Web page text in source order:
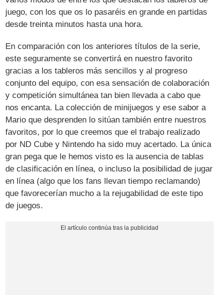
juego, con los que os lo pasaréis en grande en partidas
desde treinta minutos hasta una hora.
En comparación con los anteriores títulos de la serie,
este seguramente se convertirá en nuestro favorito
gracias a los tableros más sencillos y al progreso
conjunto del equipo, con esa sensación de colaboración
y competición simultánea tan bien llevada a cabo que
nos encanta. La colección de minijuegos y ese sabor a
Mario que desprenden lo sitúan también entre nuestros
favoritos, por lo que creemos que el trabajo realizado
por ND Cube y Nintendo ha sido muy acertado. La única
gran pega que le hemos visto es la ausencia de tablas
de clasificación en línea, o incluso la posibilidad de jugar
en línea (algo que los fans llevan tiempo reclamando)
que favorecerían mucho a la rejugabilidad de este tipo
de juegos.